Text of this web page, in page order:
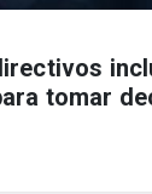
tomar